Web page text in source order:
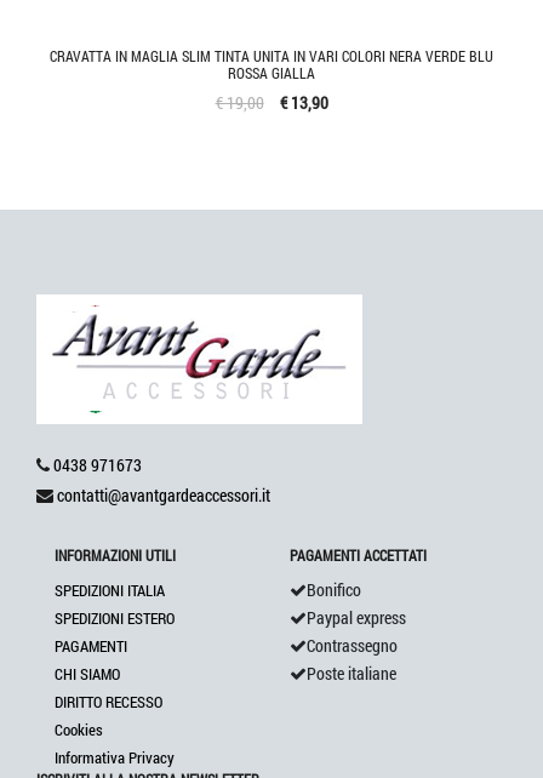
CRAVATTA IN MAGLIA SLIM TINTA UNITA IN VARI COLORI NERA VERDE BLU
ROSSA GIALLA
€ 19,00 € 13,90
0438 971673
contatti@avantgardeaccessori.it
INFORMAZIONI UTILI
SPEDIZIONI ITALIA
SPEDIZIONI ESTERO
PAGAMENTI
CHI SIAMO
DIRITTO RECESSO
Cookies
Informativa Privacy
PAGAMENTI ACCETTATI
Bonifico
Paypal express
Contrassegno
Poste italiane